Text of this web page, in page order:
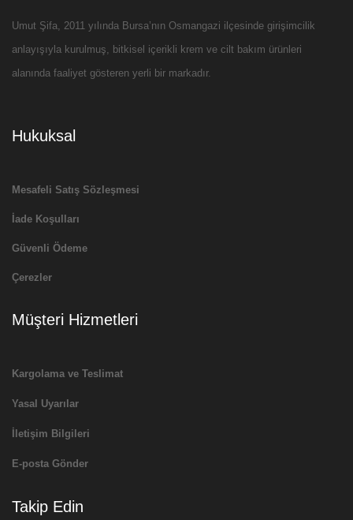
Umut Şifa, 2011 yılında Bursa’nın Osmangazi ilçesinde girişimcilik
anlayışıyla kurulmuş, bitkisel içerikli krem ve cilt bakım ürünleri
alanında faaliyet gösteren yerli bir markadır.
Hukuksal
Mesafeli Satış Sözleşmesi
İade Koşulları
Güvenli Ödeme
Çerezler
Müşteri Hizmetleri
Kargolama ve Teslimat
Yasal Uyarılar
İletişim Bilgileri
E-posta Gönder
Takip Edin